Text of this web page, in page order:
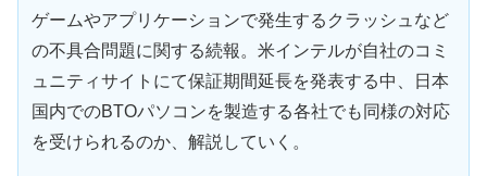
ゲームやアプリケーションで発生するクラッシュなど
の不具合問題に関する続報。米インテルが自社のコミ
ュニティサイトにて保証期間延長を発表する中、日本
国内でのBTOパソコンを製造する各社でも同様の対応
を受けられるのか、解説していく。